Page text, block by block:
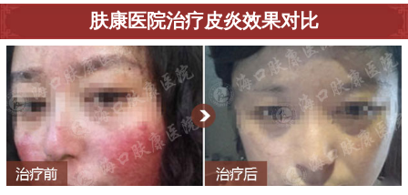
肤康医院治疗皮炎效果对比